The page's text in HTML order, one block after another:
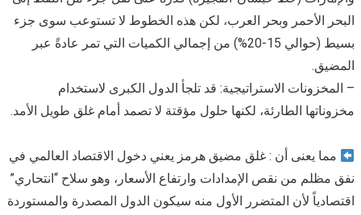
البحر الأحمر وبحر العرب، لكن هذه الخطوط لا تستوعب سوى جزء
بسيط (حوالي 15-20%) من إجمالي الكميات التي تمر عادةً عبر
المضيق.
– المخزونات الاستراتيجية: قد تلجأ الدول الكبرى لاستخدام
مخزوناتها الطارئة، لكنها حلول مؤقتة لا تصمد أمام غلق طويل الأمد.
مما يعنى أن : غلق مضيق هرمز يعني دخول الاقتصاد العالمي في
نفق مظلم من نقص الإمدادات وارتفاع الأسعار، وهو سلاح “انتحاري”
اقتصادياً لأن المتضرر الأول منه سيكون الدول المصدرة والمستوردة